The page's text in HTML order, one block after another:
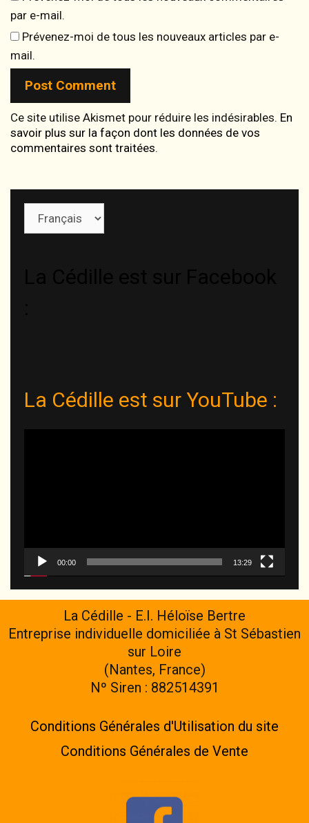
par e-mail.
Prévenez-moi de tous les nouveaux articles par e-
mail.
Ce site utilise Akismet pour réduire les indésirables. En
savoir plus sur la façon dont les données de vos
commentaires sont traitées.
Choisir
une
La Cédille est sur YouTube :
00:00 13:29
La Cédille - E.I. Héloïse Bertre
Entreprise individuelle domiciliée à St Sébastien
sur Loire
(Nantes, France)
Nº Siren : 882514391
Conditions Générales d'Utilisation du site
Conditions Générales de Vente